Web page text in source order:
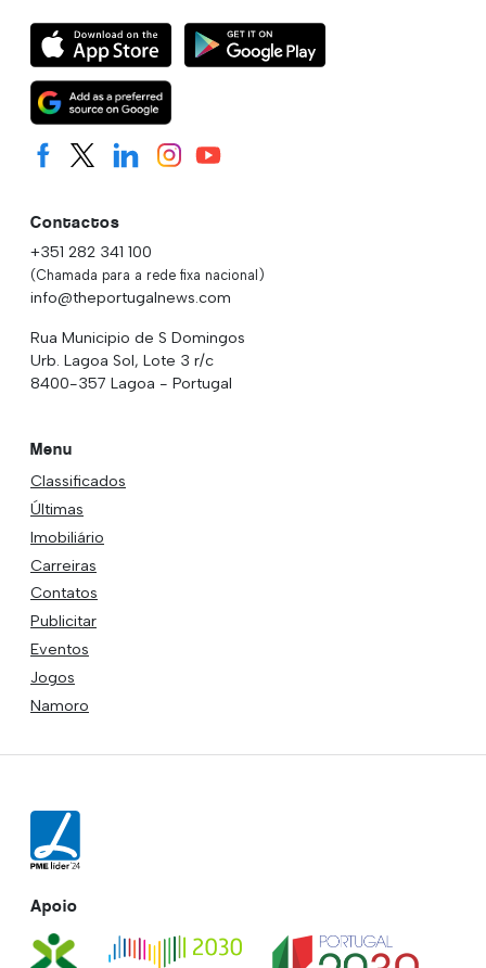
Contactos
+351 282 341 100
(Chamada para a rede fixa nacional)
info@theportugalnews.com
Rua Municipio de S Domingos
Urb. Lagoa Sol, Lote 3 r/c
8400-357 Lagoa - Portugal
Menu
Classificados
Últimas
Imobiliário
Carreiras
Contatos
Publicitar
Eventos
Jogos
Namoro
Apoio